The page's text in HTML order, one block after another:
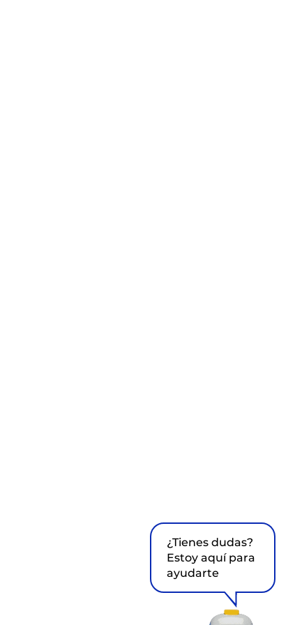
¿Tienes dudas?
Estoy aquí para
ayudarte